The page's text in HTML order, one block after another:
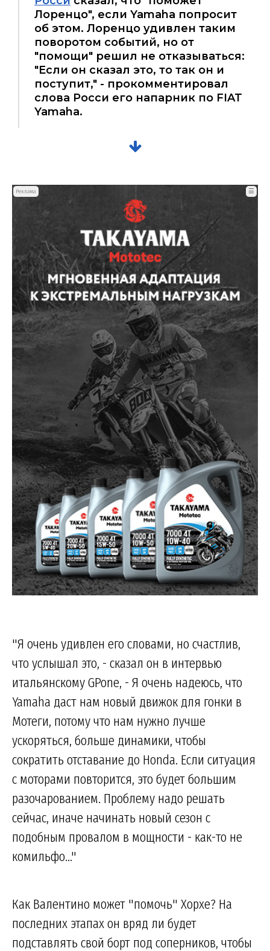
Лоренцо", если Yamaha попросит
об этом. Лоренцо удивлен таким
поворотом событий, но от
"помощи" решил не отказываться:
"Если он сказал это, то так он и
поступит," - прокомментировал
слова Росси его напарник по FIAT
Yamaha.
Реклама ☰
"Я очень удивлен его словами, но счастлив,
что услышал это, - сказал он в интервью
итальянскому GPone, - Я очень надеюсь, что
Yamaha даст нам новый движок для гонки в
Мотеги, потому что нам нужно лучше
ускоряться, больше динамики, чтобы
сократить отставание до Honda. Если ситуация
с моторами повторится, это будет большим
разочарованием. Проблему надо решать
сейчас, иначе начинать новый сезон с
подобным провалом в мощности - как-то не
комильфо..."
Как Валентино может "помочь" Хорхе? На
последних этапах он вряд ли будет
подставлять свой борт под соперников, чтобы